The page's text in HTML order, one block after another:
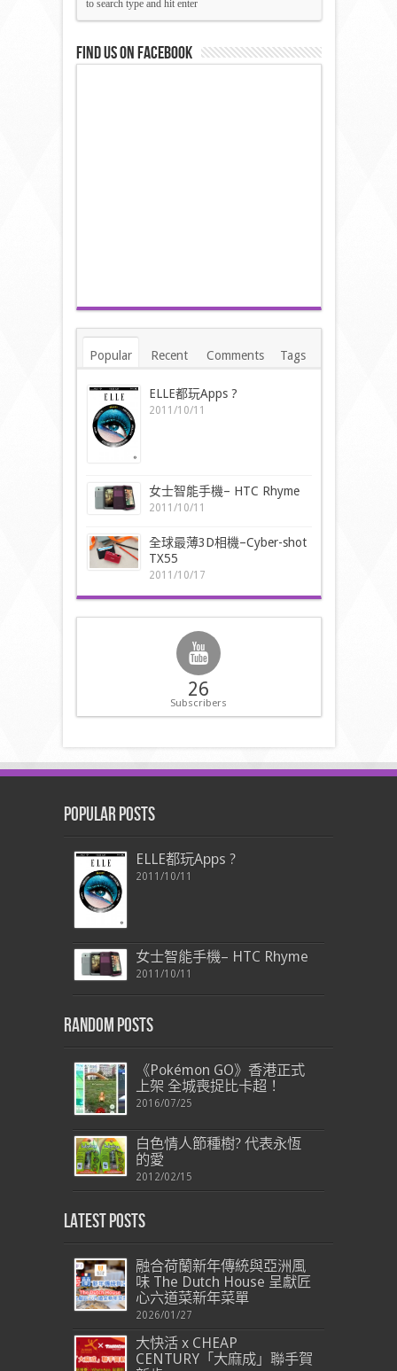
Find us on Facebook
Popular Recent Comments Tags
ELLE都玩Apps ?
2011/10/11
女士智能手機– HTC Rhyme
2011/10/11
全球最薄3D相機–Cyber-shot
TX55
2011/10/17
26
Subscribers
Popular Posts
ELLE都玩Apps ?
2011/10/11
女士智能手機– HTC Rhyme
2011/10/11
Random Posts
《Pokémon GO》香港正式
上架 全城喪捉比卡超！
2016/07/25
白色情人節種樹? 代表永恆
的愛
2012/02/15
Latest Posts
融合荷蘭新年傳統與亞洲風
味 The Dutch House 呈獻匠
心六道菜新年菜單
2026/01/27
大快活 x CHEAP
CENTURY「大麻成」聯手賀